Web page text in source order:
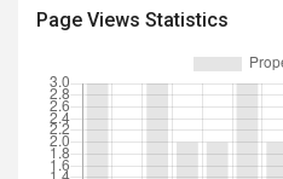
Page Views Statistics